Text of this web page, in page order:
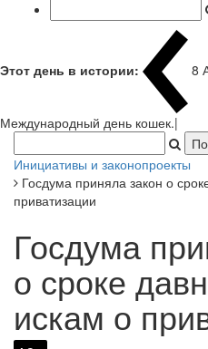
Этот день в истории: 8
Международный день кошек.|
Инициативы и законопроекты
Госдума приняла закон о
приватизации
Госдума
о сроке
искам о